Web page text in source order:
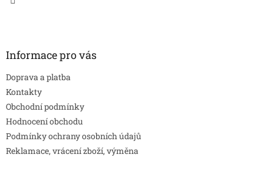
Informace pro vás
Doprava a platba
Kontakty
Obchodní podmínky
Hodnocení obchodu
Podmínky ochrany osobních údajů
Reklamace, vrácení zboží, výměna